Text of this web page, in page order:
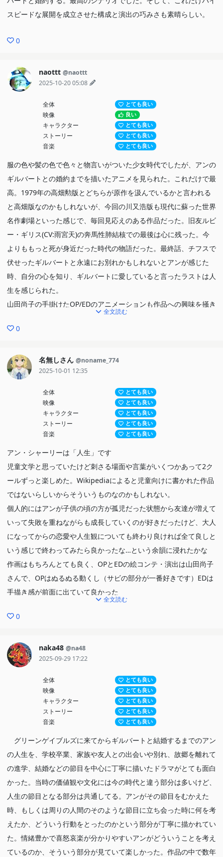
スピードな展開を成立させた構成と演出の巧みさも素晴らしい。
0
naottt @naottt
2025-10-20 05:08
全体 とても良い
映像 良い
キャラクター とても良い
ストーリー とても良い
音楽 とても良い
服の色や髪の色で色々と物言いがついた少女時代でしたが、アンの
ギルバートとの婚約までを描いたアニメを見られた。これだけで最
高。1979年の高畑勲版とどちらが原作を汲んでいるかと言われる
と高畑版なのかもしれないが、今回の川又浩版も現代に蘇った世界
名作劇場といった感じで、毎回見応えのある作品だった。旧友ルビ
ー・ギリス(CV:雨宮天)の奔馬性肺結核での最後は心に残った。今
よりももっと死が身近だった時代の物語だった。最終話、チフスで
伏せったギルバートと永遠にお別れかもしれないとアンが感じた
時、自分の心を知り、ギルバートに愛していると言ったラストは人
生を感じられた。
山田尚子の手掛けたOP/EDのアニメーションも作品への興味を掻き
立てられる。子どもたちに、原作へのきっかけになってほしいと思
える作品だった。
全文読む
0
名無しさん @noname_774
2025-10-01 12:35
全体 とても良い
映像 とても良い
キャラクター とても良い
ストーリー とても良い
音楽 とても良い
アン・シャーリーは「人生」です
児童文学と思っていたけど刺さる場面や言葉がいくつかあって2ク
ールずっと楽しめた。Wikipediaによると児童向けに書かれた作品
ではないらしいからそういうものなのかもしれない。
個人的にはアンが子供の頃の方が孤児だった状態から友達が増えて
いって失敗を重ねながらも成長していくのが好きだったけど、大人
になってからの恋愛や人生観についても終わり良ければ全て良しと
いう感じで終わってみたら良かったな…という余韻に浸れたかな
作画はもちろんとても良く、OPとEDの絵コンテ・演出は山田尚子
さんで、OPはぬるぬる動くし（サビの部分が一番好きです）EDは
手描き感が前面に出ていて良かった
全文読む
0
naka48 @na48
2025-09-29 17:22
全体 とても良い
映像 とても良い
キャラクター とても良い
ストーリー とても良い
音楽 とても良い
グリーンゲイブルズに来てからギルバートと結婚するまでのアン
の人生を、学校卒業、家族や友人との出会いや別れ、故郷を離れて
の進学、結婚などの節目を中心に丁寧に描いたドラマがとても面白
かった。当時の価値観や文化には今の時代と違う部分は多いけど、
人生の節目となる部分は共通してる。アンがその節目をむかえた
時、もしくは周りの人間のそのような節目に立ち会った時に何を考
えたか、どういう行動をとったのかという部分が丁寧に描かれてい
た。情緒豊かで喜怒哀楽が分かりやすいアンがどういうことを考え
ているのか、そういう部分が見ていて楽しかった。作品の中で数年